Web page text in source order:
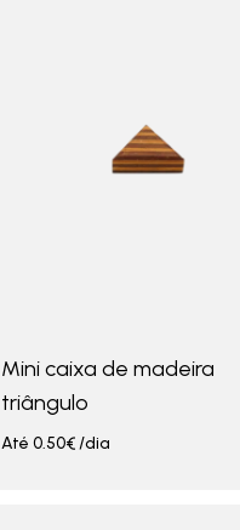
Mini caixa de madeira
triângulo
Até 0.50€/dia